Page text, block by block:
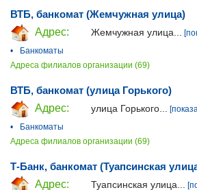
ВТБ, банкомат (Жемчужная улица)
Адрес:
Жемчужная улица...
•
Банкоматы
Адреса филиалов организации (69)
ВТБ, банкомат (улица Горького)
Адрес:
улица Горького...
•
Банкоматы
Адреса филиалов организации (69)
Т-Банк, банкомат (Туапсинская
Адрес:
Туапсинская улица...